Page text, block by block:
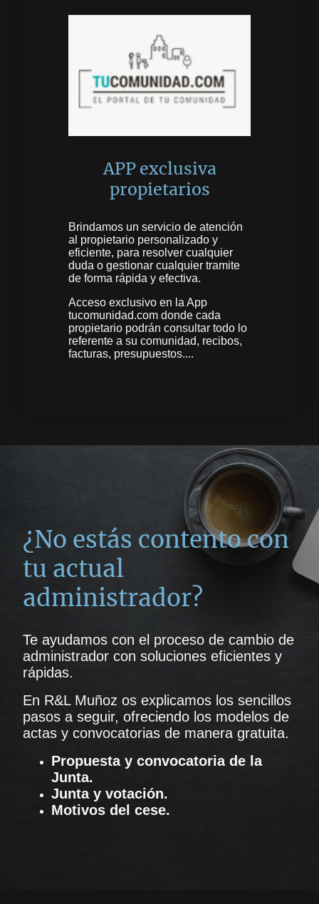
APP exclusiva
propietarios
Brindamos un servicio de atención
al propietario personalizado y
eficiente, para resolver cualquier
duda o gestionar cualquier tramite
de forma rápida y efectiva.
Acceso exclusivo en la App
tucomunidad.com donde cada
propietario podrán consultar todo lo
referente a su comunidad, recibos,
facturas, presupuestos....
¿No estás contento con
tu actual
administrador?
Te ayudamos con el proceso de cambio de
administrador con soluciones eficientes y
rápidas.
En R&L Muñoz os explicamos los sencillos
pasos a seguir, ofreciendo los modelos de
actas y convocatorias de manera gratuita.
Propuesta y convocatoria de la
Junta.
Junta y votación.
Motivos del cese.